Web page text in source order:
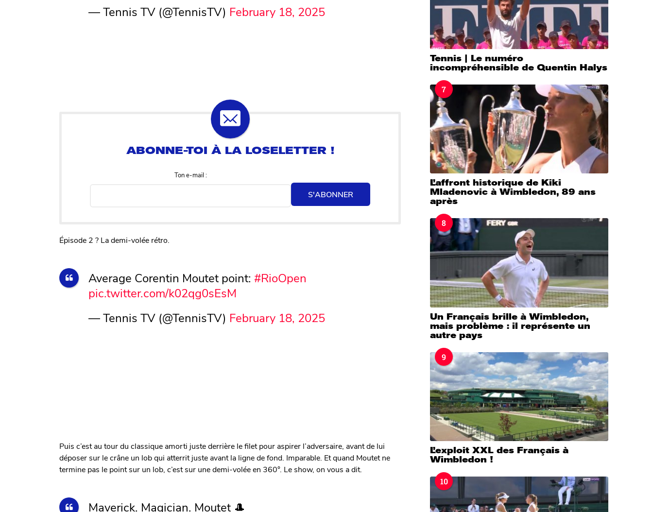
— Tennis TV (@TennisTV) February 18, 2025
Ton e-mail :
S'ABONNER
Épisode 2 ? La demi-volée rétro.
Average Corentin Moutet point: #RioOpen
pic.twitter.com/k02qg0sEsM
— Tennis TV (@TennisTV) February 18, 2025
Puis c’est au tour du classique amorti juste derrière le filet pour aspirer l’adversaire, avant de lui
déposer sur le crâne un lob qui atterrit juste avant la ligne de fond. Imparable. Et quand Moutet ne
termine pas le point sur un lob, c’est sur une demi-volée en 360°. Le show, on vous a dit.
Maverick. Magician. Moutet 🎩
Tennis | Le numéro
incompréhensible de Quentin Halys
7
L’affront historique de Kiki
Mladenovic à Wimbledon, 89 ans
après
8
Un Français brille à Wimbledon,
mais problème : il représente un
autre pays
9
L’exploit XXL des Français à
Wimbledon !
10